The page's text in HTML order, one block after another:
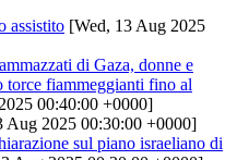
assistito [Wed, 13 Aug 2025
di Gaza, donne e
torce fiammeggianti fino al
00:40:00 +0000]
Aug 2025 00:30:00 +0000]
sul piano israeliano di